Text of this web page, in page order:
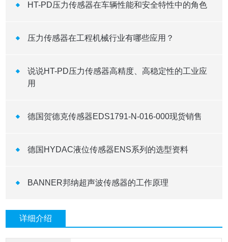
HT-PD压力传感器在车辆性能和安全特性中的角色
压力传感器在工程机械行业有哪些应用？
说说HT-PD压力传感器高精度、高稳定性的工业应
用
德国贺德克传感器EDS1791-N-016-000现货销售
德国HYDAC液位传感器ENS系列的选型资料
BANNER邦纳超声波传感器的工作原理
详细介绍